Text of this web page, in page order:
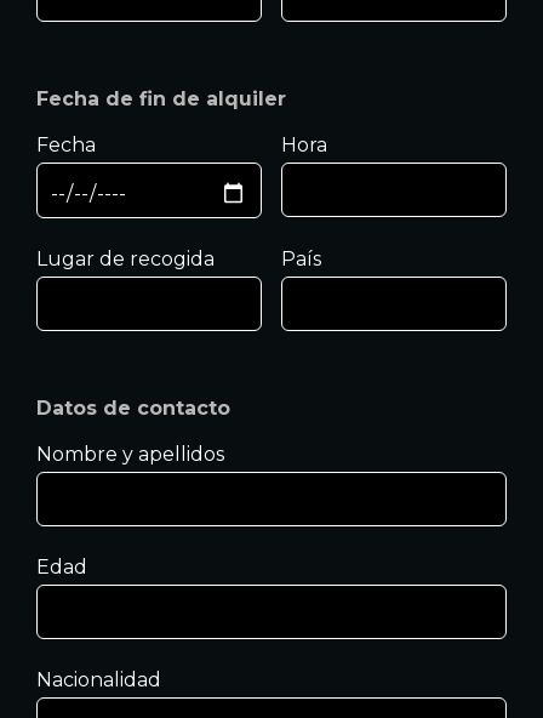
Fecha de fin de alquiler
Fecha
Hora
Lugar de recogida País
Datos de contacto
Nombre y apellidos
Edad
Nacionalidad